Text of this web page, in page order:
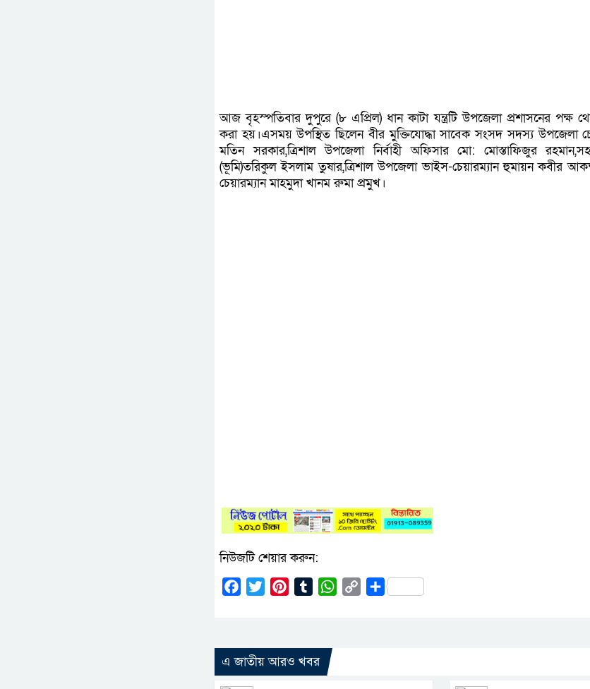
আজ বৃহস্পতিবার দুপুরে (৮ এপ্রিল) ধান কাটা যন্ত্রটি উপজেলা প্রশাসনের পক্ষ
করা হয়।এসময় উপস্থিত ছিলেন বীর মুক্তিযোদ্ধা সাবেক সংসদ সদস্য উপজেলা
মতিন সরকার,ত্রিশাল উপজেলা নির্বাহী অফিসার মো: মোস্তাফিজুর
(ভূমি)তরিকুল ইসলাম তুষার,ত্রিশাল উপজেলা ভাইস-চেয়ারম্যান হুমায়ন কবীর
চেয়ারম্যান মাহমুদা খানম রুমা প্রমুখ।
নিউজটি শেয়ার করুন:
Facebook
Twitter PinterestTumblrWhatsApp
CopyShare
এ জাতীয় আরও খবর